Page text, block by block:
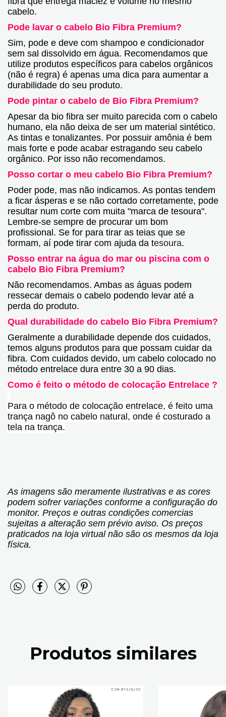
cabelo.
Pode lavar o cabelo Bio Fibra Premium?
Sim, pode e deve com shampoo e condicionador
sem sal dissolvido em água. Recomendamos que
utilize produtos específicos para cabelos orgânicos
(não é regra) é apenas uma dica para aumentar a
durabilidade do seu produto.
Pode pintar o cabelo de Bio Fibra Premium?
Apesar da bio fibra ser muito parecida com o cabelo
humano, ela não deixa de ser um material sintético.
As tintas e tonalizantes. Por possuir amônia é bem
mais forte e pode acabar estragando seu cabelo
orgânico. Por isso não recomendamos.
Posso cortar o meu cabelo Bio Fibra Premium?
Poder pode, mas não indicamos. As pontas tendem
a ficar ásperas e se não cortado corretamente, pode
resultar num corte com muita "marca de tesoura".
Lembre-se sempre de procurar um bom
profissional. Se for para tirar as teias que se
formam, aí pode tirar com ajuda da tesoura.
Posso entrar na água do mar ou piscina com o
cabelo Bio Fibra Premium?
Não recomendamos. Ambas as águas podem
ressecar demais o cabelo podendo levar até a
perda do produto.
Qual durabilidade do cabelo Bio Fibra Premium?
Geralmente a durabilidade depende dos cuidados,
temos alguns produtos para que possam cuidar da
fibra. Com cuidados devido, um cabelo colocado no
método entrelace dura entre 30 a 90 dias.
Como é feito o método de colocação Entrelace ?
Para o método de colocação entrelace, é feito uma
trança nagô no cabelo natural, onde é costurado a
tela na trança.
As imagens são meramente ilustrativas e as cores
podem sofrer variações conforme a configuração do
monitor. Preços e outras condições comercias
sujeitas a alteração sem prévio aviso. Os preços
praticados na loja virtual não são os mesmos da loja
física.
Produtos similares